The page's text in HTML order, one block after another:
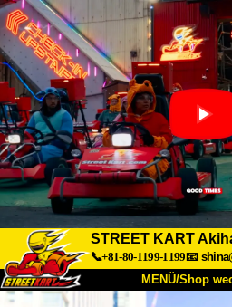
STREET KART
📞+81-80-1199-1199📧
MENÜ/Shop